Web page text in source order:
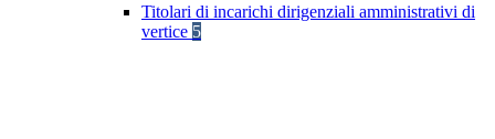
Titolari di incarichi dirigenziali amministrativi di
vertice 5